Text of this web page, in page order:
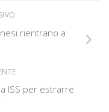
rientrano a
ISS per estrarre